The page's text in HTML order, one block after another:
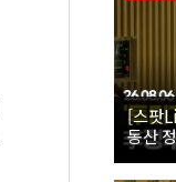
[스팟
동산
대토론회